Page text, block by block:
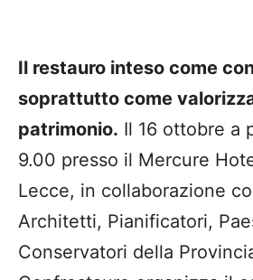
Il restauro inteso come
soprattutto come
patrimonio. Il 16 ottobre a
9.00 presso il Mercure
Lecce, in collaborazione
Architetti, Pianificatori,
Conservatori della